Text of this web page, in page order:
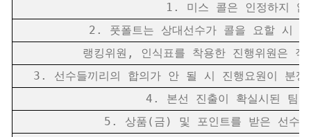
1. 미스 콜은 인정하지 않
2. 풋폴트는 상대선수가 콜을 요할 시
랭킹위원, 인식표를 착용한 진행위원은
3. 선수들끼리의 합의가 안 될 시 진행요원이 분쟁
4. 본선 진출이 확실시된 팀
5. 상품(금) 및 포인트를 받은 선수가